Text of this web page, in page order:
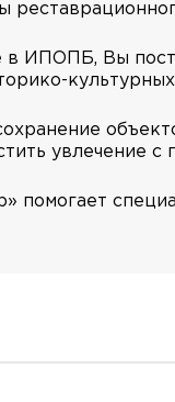
в ИПОПБ, Вы
увлечение
помогает